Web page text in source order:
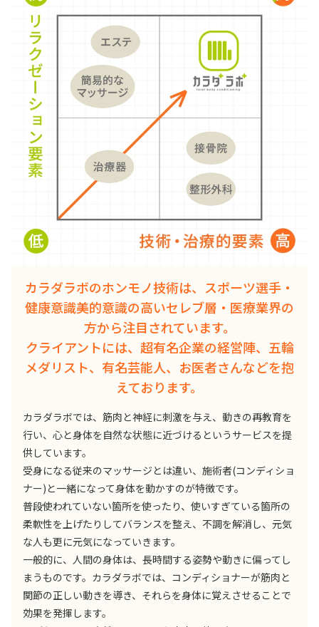
カラダラボのホンモノ技術は、スポーツ選手・
健康意識美的意識の高いセレブ層・医療業界の
方から注目されています。
クライアントには、超有名企業の経営陣、五輪
メダリスト、有名芸能人、お医者さんなどを抱
えております。
カラダラボでは、筋肉と神経に刺激を与え、動きの再教育を
行い、心と身体を自然な状態に近づけるというサービスを提
供しています。
受身になる従来のマッサージとは違い、施術者(コンディショ
ナー)と一緒になって身体を動かすのが特徴です。
普段使われていない箇所を使ったり、使いすぎている箇所の
柔軟性を上げたりしてバランスを整え、不調を解消し、元気
な人も更に元気になっていきます。
一般的に、人間の身体は、長時間する姿勢や動きに偏ってし
まうものです。カラダラボでは、コンディショナーが筋肉と
関節の正しい動きを導き、それらを身体に覚えさせることで
効果を発揮します。